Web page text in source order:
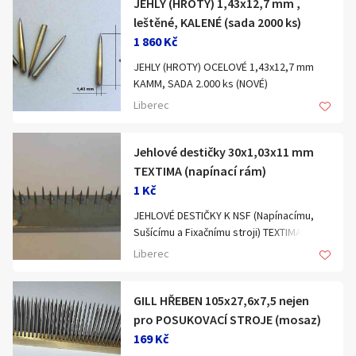
JEHLY (HROTY) 1,43x12,7 mm ,
leštěné, KALENÉ (sada 2000 ks)
1 860 Kč
JEHLY (HROTY) OCELOVÉ 1,43x12,7 mm
KAMM, SADA 2.000 ks (NOVÉ)
No. 19
ale nejen pro něj
. K DODÁNÍ IHNED
Stav: NOVÉ, 100%
Výroba: Německo
provedení:
. OCEL
Liberec
Jehlové destičky 30x1,03x11 mm
TEXTIMA (napínací rám)
1 Kč
JEHLOVÉ DESTIČKY K NSF (Napínacímu,
Sušícímu a Fixačnímu stroji) TEXTIMA
Jehlová destička - jehly dl. 11 mm
Stav: NOVÉ, 100%
Výroba: ČESKÁ REPUBLIKA
Liberec
GILL HŘEBEN 105x27,6x7,5 nejen
pro POSUKOVACÍ STROJE (mosaz)
169 Kč
Zobrazit všechny regiony
Stáří inzerátu
Neuvedeno
Lokalita:
Neuvedeno
Ráno
Souhlasím s personalizací nabídek, zasíláním
marketingových materiálů a upozornění.